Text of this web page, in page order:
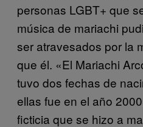
personas LGBT+ que
música de mariachi
ser atravesados por la
que él. «El Mariachi
tuvo dos fechas de
ellas fue en el año
ficticia que se hizo a